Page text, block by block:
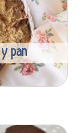
pan